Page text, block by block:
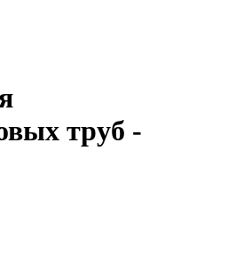
труб -